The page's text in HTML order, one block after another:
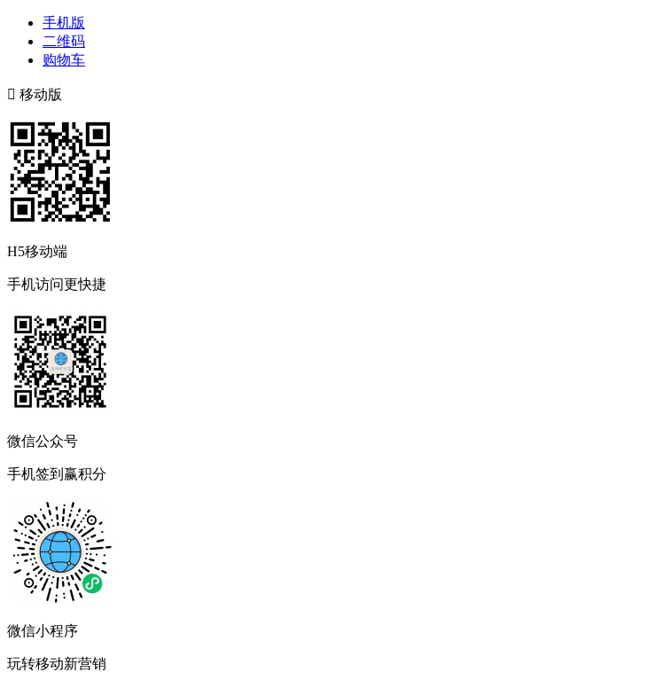
手机版
二维码
购物车
 移动版
H5移动端
手机访问更快捷
微信公众号
手机签到赢积分
微信小程序
玩转移动新营销